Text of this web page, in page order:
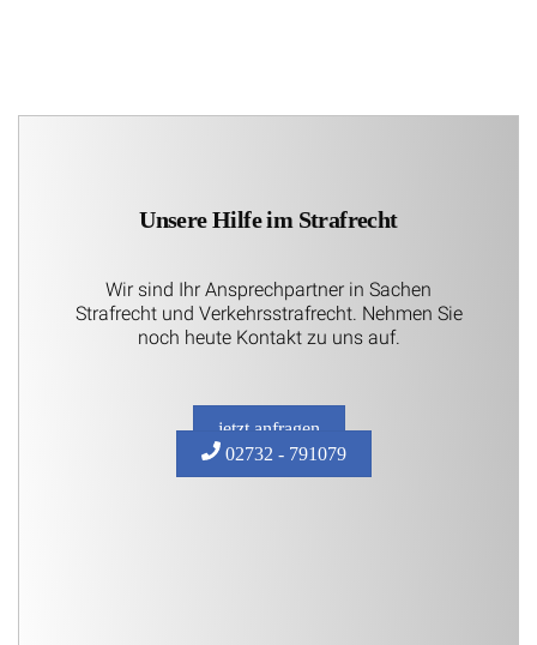
Unsere Hilfe im Strafrecht
Wir sind Ihr Ansprechpartner in Sachen
Strafrecht und Verkehrsstrafrecht. Nehmen Sie
noch heute Kontakt zu uns auf.
jetzt anfragen
02732 - 791079